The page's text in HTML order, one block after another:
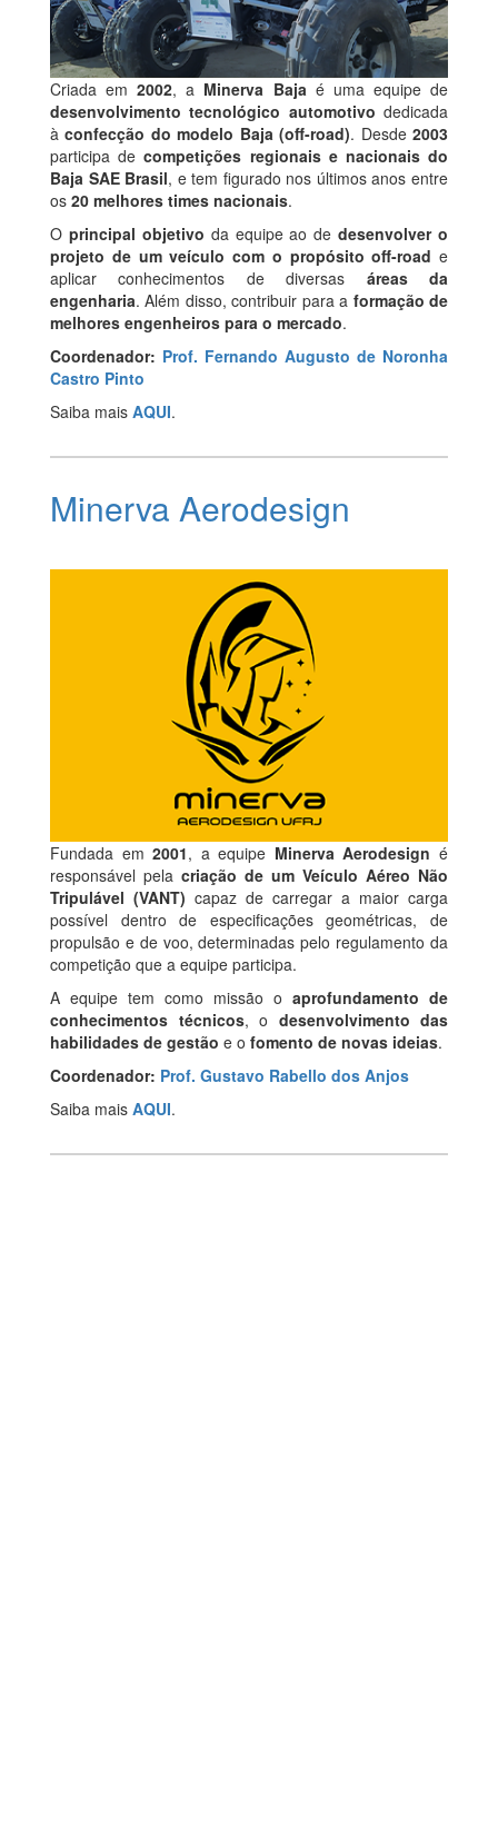
Criada em2002, a Minerva Baja é uma equipe de
desenvolvimento tecnológico automotivo dedicada
àconfecção do modelo Baja (off-road). Desde2003
participa decompetições regionais e nacionais do
Baja SAE Brasil, e tem figurado nos últimos anos entre
os 20 melhores times nacionais.
O principal objetivo da equipe ao dedesenvolver o
projeto de um veículo com o propósito off-road e
aplicar conhecimentos de diversas áreas da
engenharia. Além disso, contribuir para a formação de
melhores engenheiros para o mercado.
Coordenador: Prof. Fernando Augusto de Noronha
Castro Pinto
Saiba mais AQUI.
Minerva Aerodesign
Fundada em2001, a equipe Minerva Aerodesign é
responsável pela criação de um Veículo Aéreo Não
Tripulável (VANT) capaz de carregar a maior carga
possível dentro de especificações geométricas, de
propulsão e de voo, determinadas pelo regulamento da
competição que a equipe participa.
A equipe tem como missão o aprofundamento de
conhecimentos técnicos, o desenvolvimento das
habilidades de gestão e o fomento de novas ideias.
Coordenador: Prof. Gustavo Rabello dos Anjos
Saiba mais AQUI.